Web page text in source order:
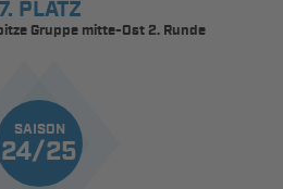
PLATZ
Gruppe mitte-Ost 2. Runde
SAISON
24/25